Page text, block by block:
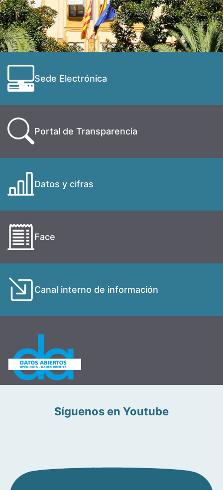
Sede Electrónica
Portal de Transparencia
Datos y cifras
Face
Canal interno de información
Síguenos en Youtube